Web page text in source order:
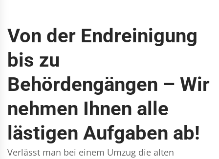
Von der Endreinigung
bis zu
Behördengängen – Wir
nehmen Ihnen alle
lästigen Aufgaben ab!
Verlässt man bei einem Umzug die alten